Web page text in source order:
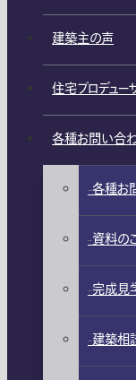
建築主の声
住宅プロデュー
各種お問い合
各種お
資料の
完成見
建築相